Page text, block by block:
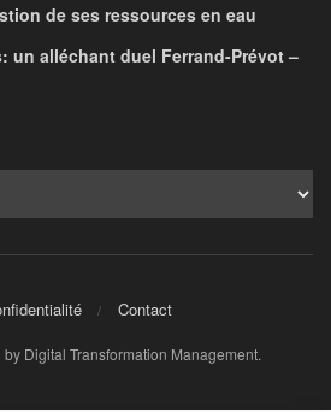
de ses ressources en eau
un alléchant duel Ferrand-Prévot –
Contact
Digital Transformation Management.